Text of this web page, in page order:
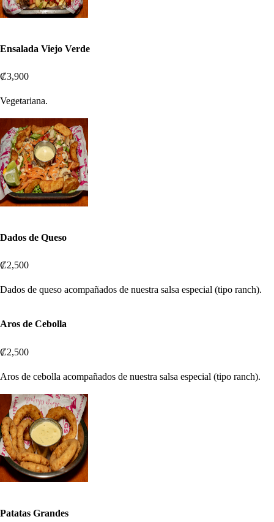
Ensalada Viejo Verde
₡3,900
Vegetariana.
Dados de Queso
₡2,500
Dados de queso acompañados de nuestra salsa especial (tipo ranch).
Aros de Cebolla
₡2,500
Aros de cebolla acompañados de nuestra salsa especial (tipo ranch).
Patatas Grandes